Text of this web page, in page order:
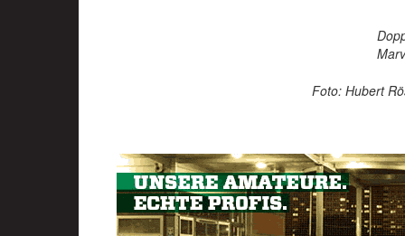
Foto: Hubert